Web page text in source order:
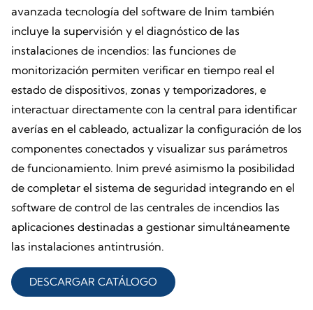
avanzada tecnología del software de Inim también
incluye la supervisión y el diagnóstico de las
instalaciones de incendios: las funciones de
monitorización permiten verificar en tiempo real el
estado de dispositivos, zonas y temporizadores, e
interactuar directamente con la central para identificar
averías en el cableado, actualizar la configuración de los
componentes conectados y visualizar sus parámetros
de funcionamiento. Inim prevé asimismo la posibilidad
de completar el sistema de seguridad integrando en el
software de control de las centrales de incendios las
aplicaciones destinadas a gestionar simultáneamente
las instalaciones antintrusión.
DESCARGAR CATÁLOGO